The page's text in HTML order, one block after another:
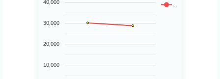
..
10,000
20,000
30,000
40,000